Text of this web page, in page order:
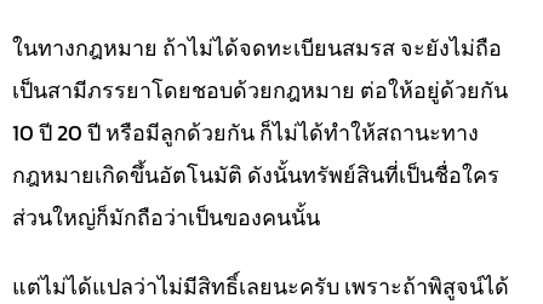
ในทางกฎหมาย ถ้าไม่ได้จดทะเบียนสมรส จะยังไม่ถือ
เป็นสามีภรรยาโดยชอบด้วยกฎหมาย ต่อให้อยู่ด้วยกัน
10 ปี 20 ปี หรือมีลูกด้วยกัน ก็ไม่ได้ทำให้สถานะทาง
กฎหมายเกิดขึ้นอัตโนมัติ ดังนั้นทรัพย์สินที่เป็นชื่อใคร
ส่วนใหญ่ก็มักถือว่าเป็นของคนนั้น
แต่ไม่ได้แปลว่าไม่มีสิทธิ์เลยนะครับ เพราะถ้าพิสูจน์ได้